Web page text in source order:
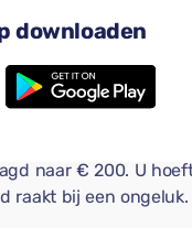
downloaden
extra's toe
naar € 200. U
raakt bij een ongeluk.